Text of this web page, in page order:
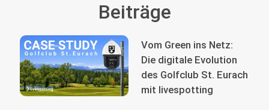
Beiträge
Vom Green ins Netz:
Die digitale Evolution
des Golfclub St. Eurach
mit livespotting